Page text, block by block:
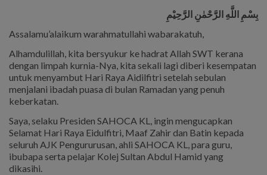
بِسْمِ اللَّهِ الرَّحْمٰنِ الرَّحِيْمِ
Assalamu’alaikum warahmatullahi wabarakatuh,
Alhamdulillah, kita bersyukur ke hadrat Allah SWT kerana
dengan limpah kurnia-Nya, kita sekali lagi diberi kesempatan
untuk menyambut Hari Raya Aidilfitri setelah sebulan
menjalani ibadah puasa di bulan Ramadan yang penuh
keberkatan.
Saya, selaku Presiden SAHOCA KL, ingin mengucapkan
Selamat Hari Raya Eidulfitri, Maaf Zahir dan Batin kepada
seluruh AJK Pengururusan, ahli SAHOCA KL, para guru,
ibubapa serta pelajar Kolej Sultan Abdul Hamid yang
dikasihi.